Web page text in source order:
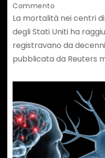
Commento
La mortalità nei centri
degli Stati Uniti ha
registravano da
pubblicata da Reuters